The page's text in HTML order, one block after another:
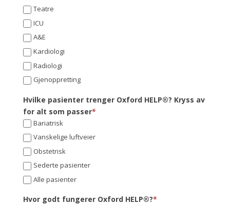
Teatre
ICU
A&E
Kardiologi
Radiologi
Gjenoppretting
Hvilke pasienter trenger Oxford HELP®? Kryss av
for alt som passer*
Bariatrisk
Vanskelige luftveier
Obstetrisk
Sederte pasienter
Alle pasienter
Hvor godt fungerer Oxford HELP®?*